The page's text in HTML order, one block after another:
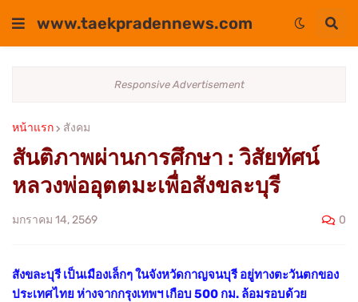
www.taekpradennews.com
Responsive Advertisement
หน้าแรก สังคม
สันติภาพผ่านการศึกษา : วิสัยทัศน์
หลวงพ่ออุตตมะเพื่อสังขละบุรี
มกราคม 14, 2569 0
สังขละบุรี เป็นเมืองเล็กๆ ในจังหวัดกาญจนบุรี อยู่ทางตะวันตกของ
ประเทศไทย ห่างจากกรุงเทพฯ เกือบ 500 กม. ล้อมรอบด้วย